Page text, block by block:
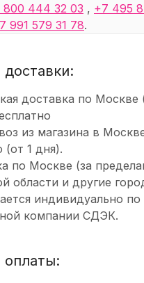
800 444 32 03 , +7 495
991 579 31 78.
доставка по Москве
из магазина в
(от 1 дня).
по Москве (за
области и другие
индивидуально
компании СДЭК.